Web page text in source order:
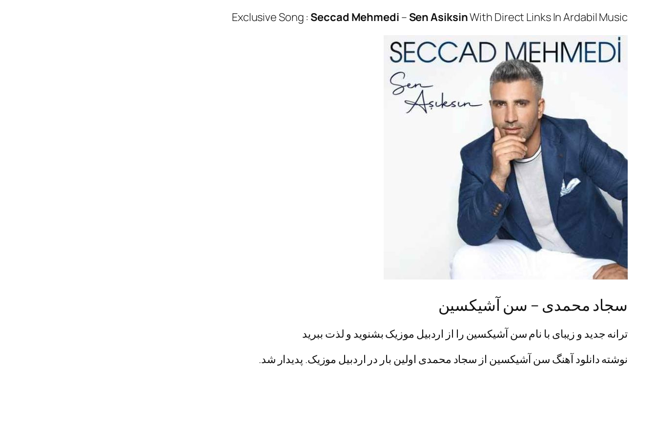
Exclusive Song : Seccad Mehmedi – Sen AsiksinWith Direct Links In Ardabil Music
سجاد محمدی – سن آشیکسین
ترانه جدید و زیبای با نام سن آشیکسین را از اردبیل موزیک بشنوید و لذت ببرید
نوشته دانلود آهنگ سن آشیکسین از سجاد محمدی اولین بار در اردبیل موزیک. پدیدار شد.